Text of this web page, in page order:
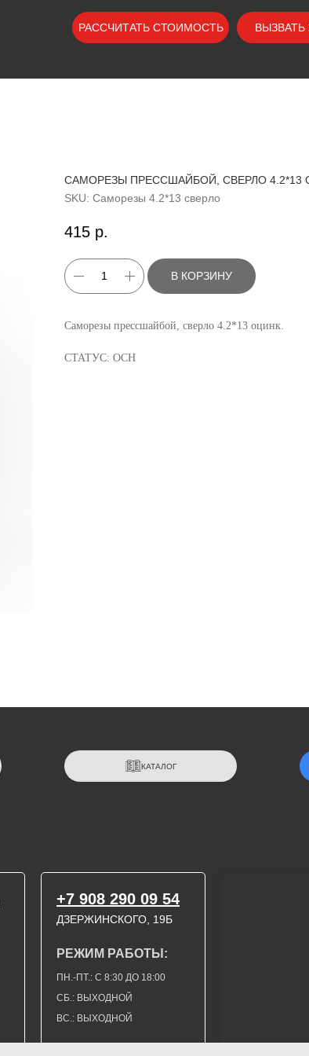
РАССЧИТАТЬ СТОИМОСТЬ
САМОРЕЗЫ ПРЕССШАЙБОЙ, СВЕРЛО 4.2*13
SKU: Саморезы 4.2*13 сверло
415 р.
В КОРЗИНУ
Саморезы прессшайбой, сверло 4.2*13 оцинк.
СТАТУС: ОСН
КАТАЛОГ
ДЗЕРЖИНСКОГО, 19Б
+7 908 290 09 54
ВС.: ВЫХОДНОЙ
СБ.: ВЫХОДНОЙ
ПН.-ПТ.: С 8:30 ДО 18:00
РЕЖИМ РАБОТЫ: